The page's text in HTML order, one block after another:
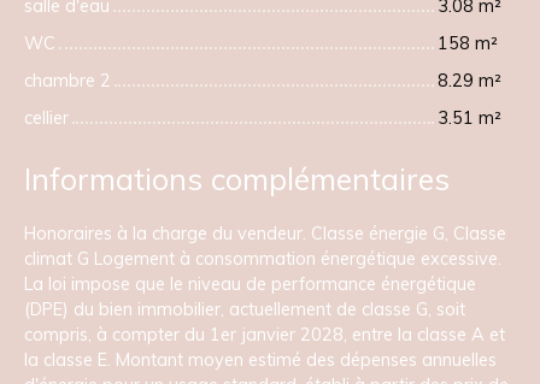
salle d'eau
3.08 m²
WC
158 m²
chambre 2
8.29 m²
cellier
3.51 m²
Informations complémentaires
Honoraires à la charge du vendeur. Classe énergie G, Classe
climat G Logement à consommation énergétique excessive.
La loi impose que le niveau de performance énergétique
(DPE) du bien immobilier, actuellement de classe G, soit
compris, à compter du 1er janvier 2028, entre la classe A et
la classe E. Montant moyen estimé des dépenses annuelles